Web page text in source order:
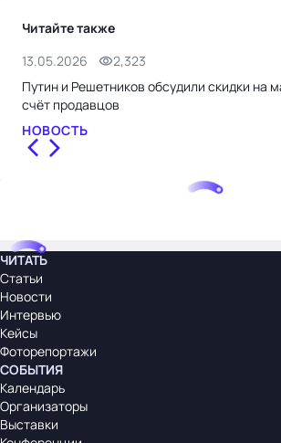
Читайте также
13.05.2026
2,323
Путин и Решетников обсудили скидки на
счёт продавцов
НОВОСТЬ
ЧИТАТЬ
Статьи
Новости
Интервью
Кейсы
Фоторепортажи
СОБЫТИЯ
Календарь
Организаторы
Выставки